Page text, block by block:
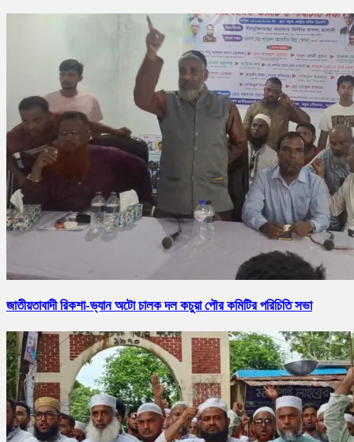
জাতীয়তাবাদী রিকশা-ভ্যান অটো চালক দল কচুয়া পৌর কমিটির পরিচিতি সভা